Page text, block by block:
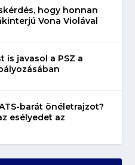
hogy honnan
Vona Violával
is javasol a PSZ a
barát önéletrajzot?
esélyedet az